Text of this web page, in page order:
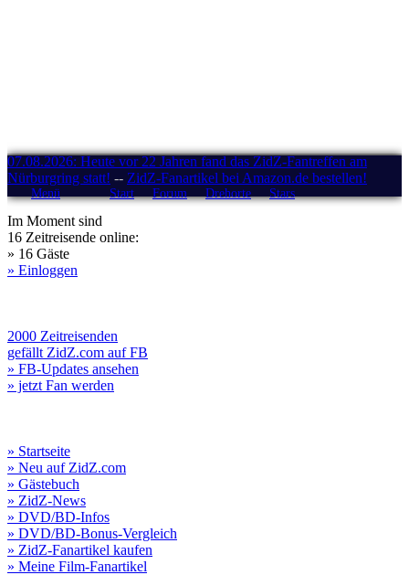
07.08.2026: Heute vor 22 Jahren fand das ZidZ-Fantreffen am
Nürburgring statt! -- ZidZ-Fanartikel bei Amazon.de bestellen!
Menü Start Forum Drehorte Stars
Im Moment sind
16 Zeitreisende online:
» 16 Gäste
» Einloggen
2000 Zeitreisenden
gefällt ZidZ.com auf FB
» FB-Updates ansehen
» jetzt Fan werden
» Startseite
» Neu auf ZidZ.com
» Gästebuch
» ZidZ-News
» DVD/BD-Infos
» DVD/BD-Bonus-Vergleich
» ZidZ-Fanartikel kaufen
» Meine Film-Fanartikel